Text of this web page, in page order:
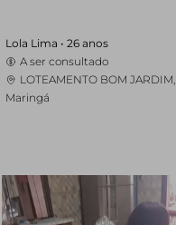
Lola Lima • 26 anos
A ser consultado
LOTEAMENTO BOM JARDIM,
Maringá